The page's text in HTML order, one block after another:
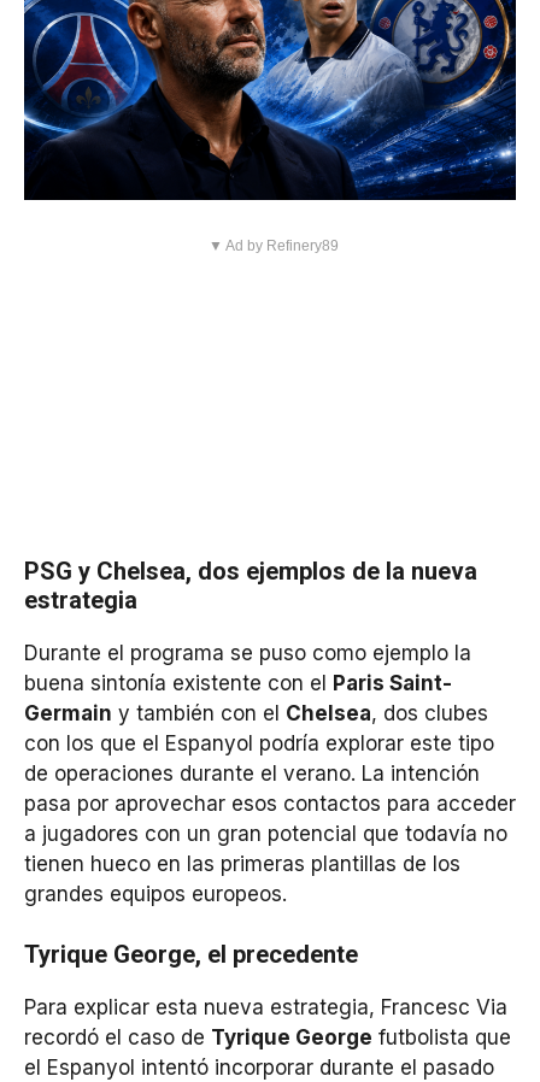
▼ Ad by Refinery89
PSG y Chelsea, dos ejemplos de la nueva
estrategia
Durante el programa se puso como ejemplo la
buena sintonía existente con el Paris Saint-
Germain y también con el Chelsea, dos clubes
con los que el Espanyol podría explorar este tipo
de operaciones durante el verano. La intención
pasa por aprovechar esos contactos para acceder
a jugadores con un gran potencial que todavía no
tienen hueco en las primeras plantillas de los
grandes equipos europeos.
Tyrique George, el precedente
Para explicar esta nueva estrategia, Francesc Via
recordó el caso de Tyrique George futbolista que
el Espanyol intentó incorporar durante el pasado